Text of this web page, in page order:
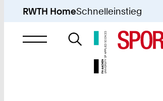
RWTH HomeSchnelleinstieg
Suche
nach